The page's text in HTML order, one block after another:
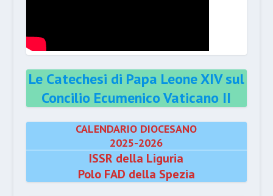
Le Catechesi di Papa Leone XIV sul
Concilio Ecumenico Vaticano II
CALENDARIO DIOCESANO
2025-2026
ISSR della Liguria
Polo FAD della Spezia